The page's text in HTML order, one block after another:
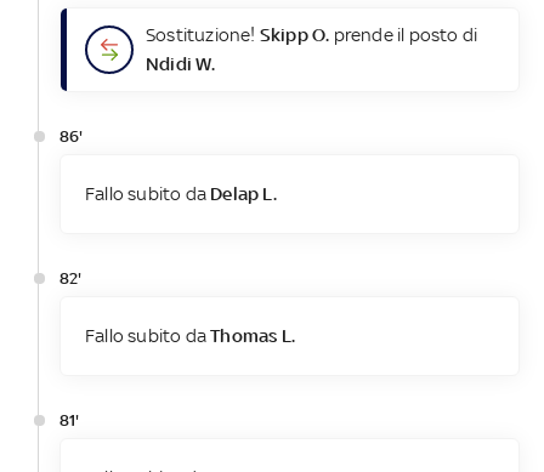
Sostituzione! Skipp O. prende il posto di
Ndidi W.
86'
Fallo subito da Delap L.
82'
Fallo subito daThomas L.
81'